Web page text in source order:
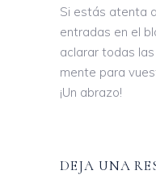
Si estás atenta
entradas en el
aclarar todas
mente para
¡Un abrazo!
DEJA UNA